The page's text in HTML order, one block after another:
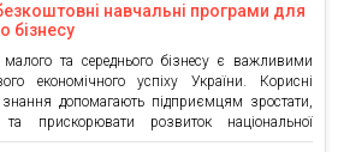
навчальні програми для
бізнесу
малого та середнього бізнесу є важливими
економічного успіху України. Корисні
допомагають підприємцям зростати,
прискорювати розвиток національної
запускає велику кампанію “Google для